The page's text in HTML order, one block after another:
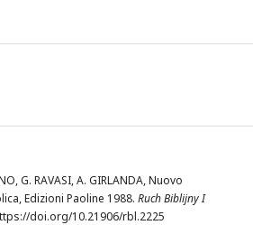
G. RAVASI, A. GIRLANDA, Nuovo
Edizioni Paoline 1988. Ruch Biblijny I
doi.org/10.21906/rbl.2225